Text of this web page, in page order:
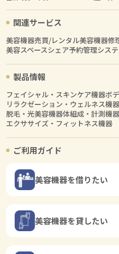
関連サービス
美容機器売買/レンタル美容機器修
美容スペースシェア予約管理シス
製品情報
フェイシャル・スキンケア機器ボ
リラクゼーション・ウェルネス機器
脱毛・光美容機器体組成・計測機器
エクササイズ・フィットネス機器
ご利用ガイド
美容機器を借りたい
美容機器を貸したい